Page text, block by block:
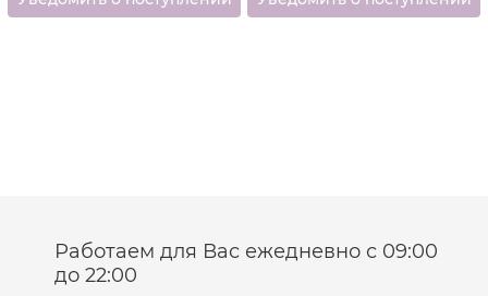
Работаем для Вас ежедневно с 09:00
до 22:00